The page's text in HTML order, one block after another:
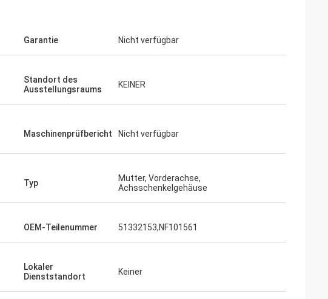
Garantie Nicht verfügbar
Standort des
Ausstellungsraums
KEINER
Maschinenprüfbericht Nicht verfügbar
Typ
Mutter, Vorderachse,
Achsschenkelgehäuse
OEM-Teilenummer 51332153,NF101561
Lokaler
Dienststandort
Keiner